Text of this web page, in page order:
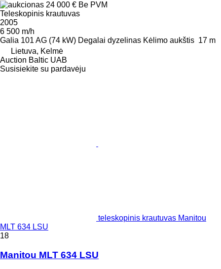
24 000 € Be PVM
Teleskopinis krautuvas
2005
6 500 m/h
Galia 101 AG (74 kW) Degalai dyzelinas Kėlimo aukštis 17 m
Lietuva, Kelmė
Auction Baltic UAB
Susisiekite su pardavėju
teleskopinis krautuvas Manitou
MLT 634 LSU
18
Manitou MLT 634 LSU